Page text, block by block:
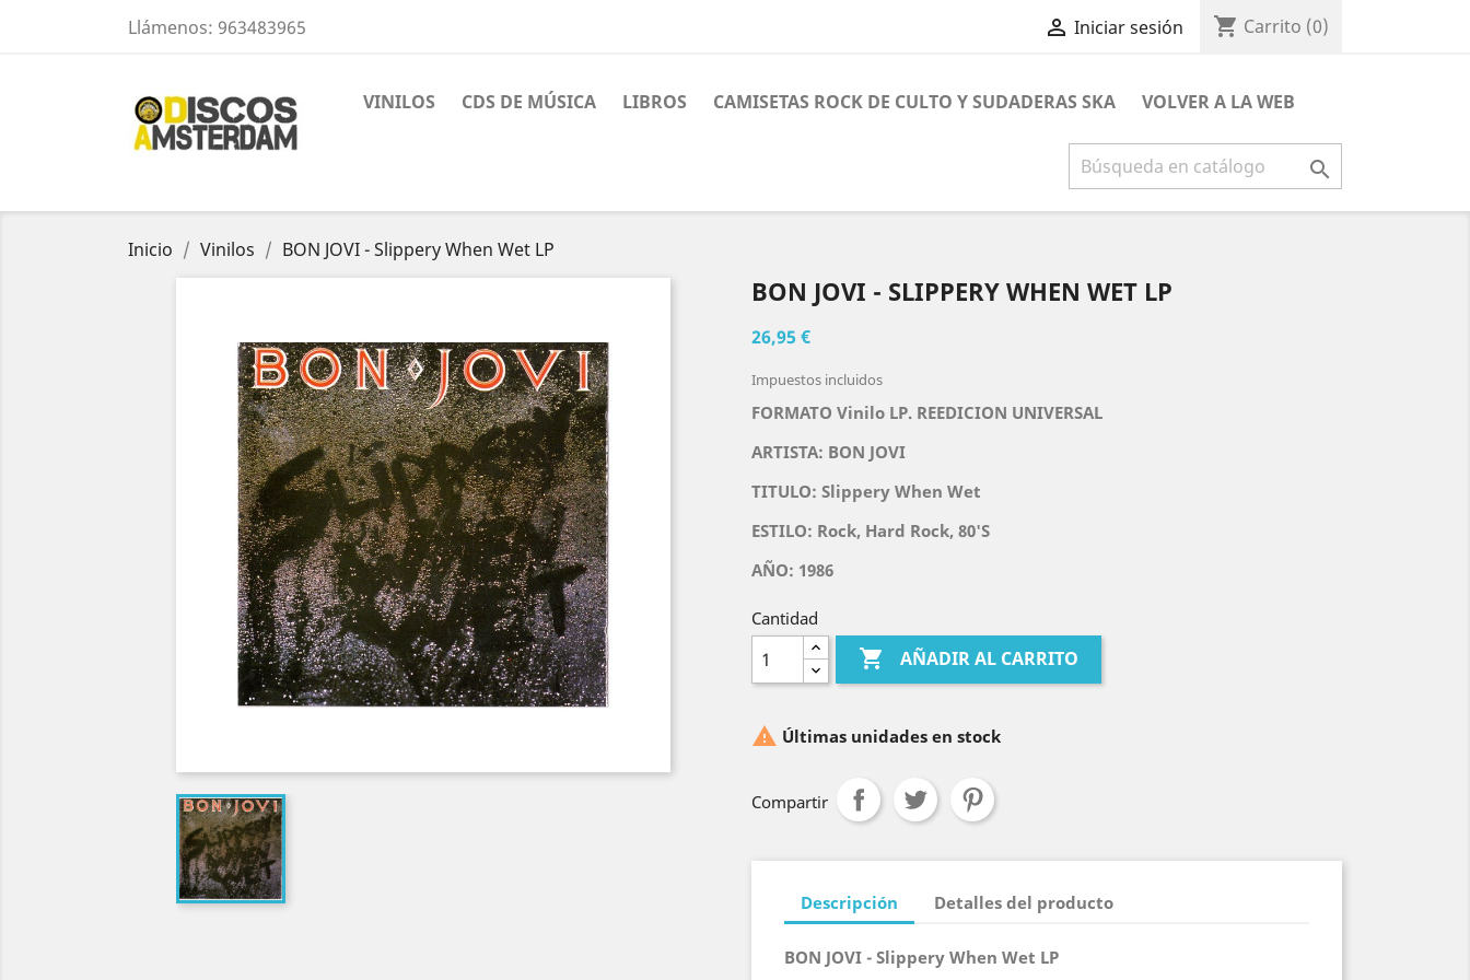
Llámenos: 963483965  Iniciar sesión shopping_cart Carrito (0)
VINILOS CDS DE MÚSICA LIBROS CAMISETAS ROCK DE CULTO Y SUDADERAS SKA VOLVER A LA WEB

Inicio Vinilos BON JOVI - Slippery When Wet LP
BON JOVI - SLIPPERY WHEN WET LP
26,95 €
Impuestos incluidos
FORMATO Vinilo LP. REEDICION UNIVERSAL
ARTISTA: BON JOVI
TITULO: Slippery When Wet
ESTILO: Rock, Hard Rock, 80'S
AÑO: 1986
Cantidad
 AÑADIR AL CARRITO
 Últimas unidades en stock
Compartir
Descripción Detalles del producto
BON JOVI - Slippery When Wet LP